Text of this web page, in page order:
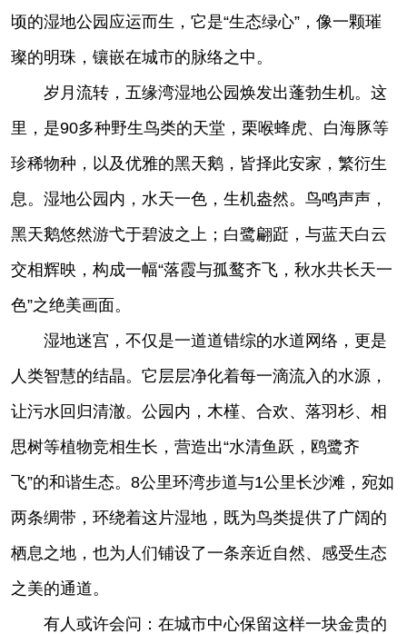
顷的湿地公园应运而生，它是“生态绿心”，像一颗璀
璨的明珠，镶嵌在城市的脉络之中。
岁月流转，五缘湾湿地公园焕发出蓬勃生机。这
里，是90多种野生鸟类的天堂，栗喉蜂虎、白海豚等
珍稀物种，以及优雅的黑天鹅，皆择此安家，繁衍生
息。湿地公园内，水天一色，生机盎然。鸟鸣声声，
黑天鹅悠然游弋于碧波之上；白鹭翩跹，与蓝天白云
交相辉映，构成一幅“落霞与孤鹜齐飞，秋水共长天一
色”之绝美画面。
湿地迷宫，不仅是一道道错综的水道网络，更是
人类智慧的结晶。它层层净化着每一滴流入的水源，
让污水回归清澈。公园内，木槿、合欢、落羽杉、相
思树等植物竞相生长，营造出“水清鱼跃，鸥鹭齐
飞”的和谐生态。8公里环湾步道与1公里长沙滩，宛如
两条绸带，环绕着这片湿地，既为鸟类提供了广阔的
栖息之地，也为人们铺设了一条亲近自然、感受生态
之美的通道。
有人或许会问：在城市中心保留这样一块金贵的